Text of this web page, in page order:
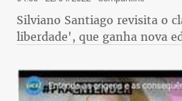
Silviano Santiago revisita o
liberdade', que ganha nova